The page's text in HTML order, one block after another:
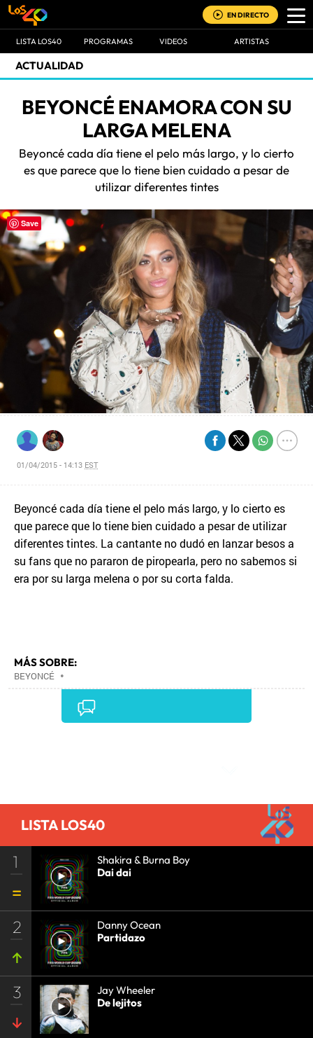
EN DIRECTO
LISTA LOS40 PROGRAMAS VIDEOS ARTISTAS
ACTUALIDAD
BEYONCÉ ENAMORA CON SU
LARGA MELENA
Beyoncé cada día tiene el pelo más largo, y lo cierto
es que parece que lo tiene bien cuidado a pesar de
utilizar diferentes tintes
01/04/2015 - 14:13 EST
Beyoncé cada día tiene el pelo más largo, y lo cierto es
que parece que lo tiene bien cuidado a pesar de utilizar
diferentes tintes. La cantante no dudó en lanzar besos a
su fans que no pararon de piropearla, pero no sabemos si
era por su larga melena o por su corta falda.
MÁS SOBRE:
BEYONCÉ •
LISTA LOS40
1
Shakira & Burna Boy
Dai dai
2
Danny Ocean
Partidazo
3
Jay Wheeler
De lejitos
Save